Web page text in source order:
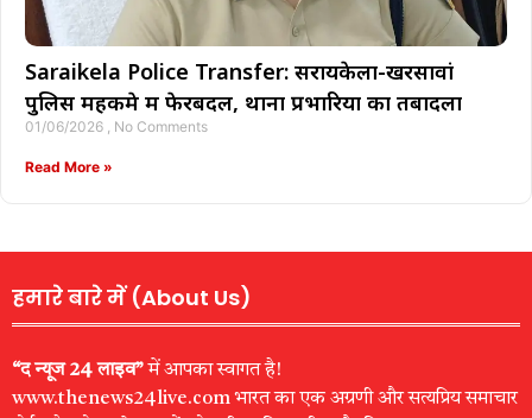
Saraikela Police Transfer: सरायकेला-खरसावां
पुलिस महकमे में फेरबदल, थाना प्रभारियों का तबादला
01/06/2026 No Comments
Read More »
हमारे बारे में (About Us)
“द न्यूज 24 लाइव”में आपका स्वागत है!
www.thenews24live.com भारत का एक अग्रणी और सत्यप्रिय समाचार